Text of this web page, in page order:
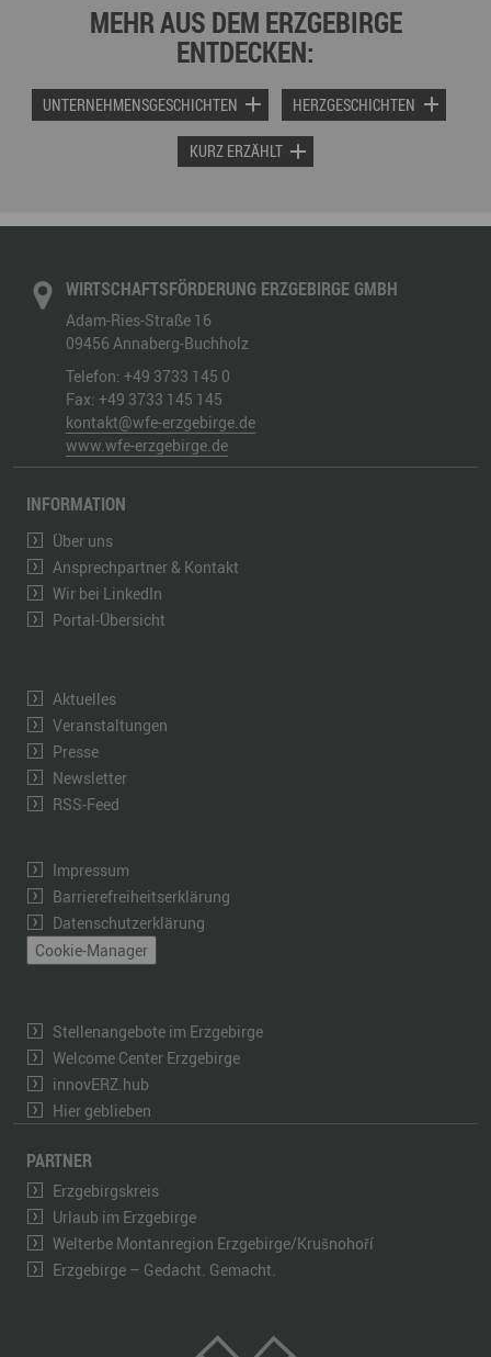
MEHR AUS DEM ERZGEBIRGE
ENTDECKEN:
UNTERNEHMENSGESCHICHTEN HERZGESCHICHTEN
KURZ ERZÄHLT
WIRTSCHAFTSFÖRDERUNG ERZGEBIRGE GMBH
Adam-Ries-Straße 16
09456 Annaberg-Buchholz
Telefon: +49 3733 145 0
Fax: +49 3733 145 145
kontakt@wfe-erzgebirge.de
www.wfe-erzgebirge.de
INFORMATION
Über uns
Ansprechpartner & Kontakt
Wir bei LinkedIn
Portal-Übersicht
Aktuelles
Veranstaltungen
Presse
Newsletter
RSS-Feed
Impressum
Barrierefreiheitserklärung
Datenschutzerklärung
Cookie-Manager
Stellenangebote im Erzgebirge
Welcome Center Erzgebirge
innovERZ.hub
Hier geblieben
PARTNER
Erzgebirgskreis
Urlaub im Erzgebirge
Welterbe Montanregion Erzgebirge/Krušnohoří
Erzgebirge – Gedacht. Gemacht.